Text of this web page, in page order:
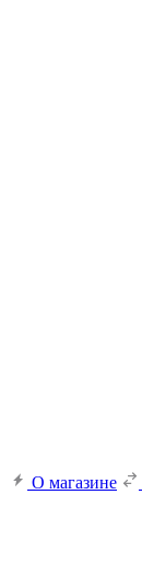
О магазине